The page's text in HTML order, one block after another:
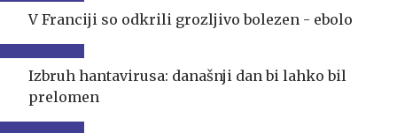
V Franciji so odkrili grozljivo bolezen - ebolo
Izbruh hantavirusa: današnji dan bi lahko bil
prelomen